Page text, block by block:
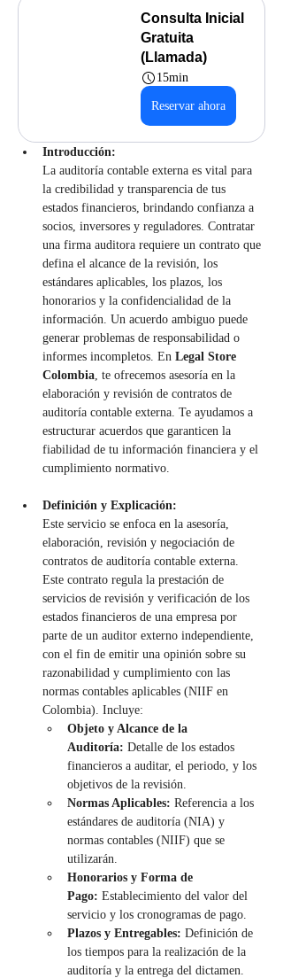
Consulta Inicial
Gratuita
(Llamada)
15min
Reservar ahora
Introducción:
La auditoría contable externa es vital para
la credibilidad y transparencia de tus
estados financieros, brindando confianza a
socios, inversores y reguladores. Contratar
una firma auditora requiere un contrato que
defina el alcance de la revisión, los
estándares aplicables, los plazos, los
honorarios y la confidencialidad de la
información. Un acuerdo ambiguo puede
generar problemas de responsabilidad o
informes incompletos. En Legal Store
Colombia, te ofrecemos asesoría en la
elaboración y revisión de contratos de
auditoría contable externa. Te ayudamos a
estructurar acuerdos que garanticen la
fiabilidad de tu información financiera y el
cumplimiento normativo.
Definición y Explicación:
Este servicio se enfoca en la asesoría,
elaboración, revisión y negociación de
contratos de auditoría contable externa.
Este contrato regula la prestación de
servicios de revisión y verificación de los
estados financieros de una empresa por
parte de un auditor externo independiente,
con el fin de emitir una opinión sobre su
razonabilidad y cumplimiento con las
normas contables aplicables (NIIF en
Colombia). Incluye:
Objeto y Alcance de la
Auditoría: Detalle de los estados
financieros a auditar, el periodo, y los
objetivos de la revisión.
Normas Aplicables: Referencia a los
estándares de auditoría (NIA) y
normas contables (NIIF) que se
utilizarán.
Honorarios y Forma de
Pago: Establecimiento del valor del
servicio y los cronogramas de pago.
Plazos y Entregables: Definición de
los tiempos para la realización de la
auditoría y la entrega del dictamen.